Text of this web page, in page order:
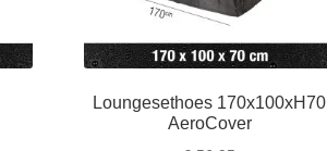
Loungesethoes 170x100xH70
AeroCover